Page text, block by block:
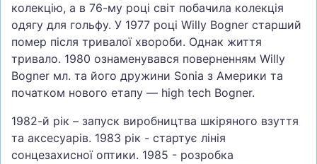
колекцію, а в 76-му році світ побачила колекція
одягу для гольфу. У 1977 році Willy Bogner старший
помер після тривалої хвороби. Однак життя
тривало. 1980 ознаменувався поверненням Willy
Bogner мл. та його дружини Sonia з Америки та
початком нового етапу — high tech Bogner.
1982-й рік – запуск виробництва шкіряного взуття
та аксесуарів. 1983 рік - стартує лінія
сонцезахисної оптики. 1985 - розробка